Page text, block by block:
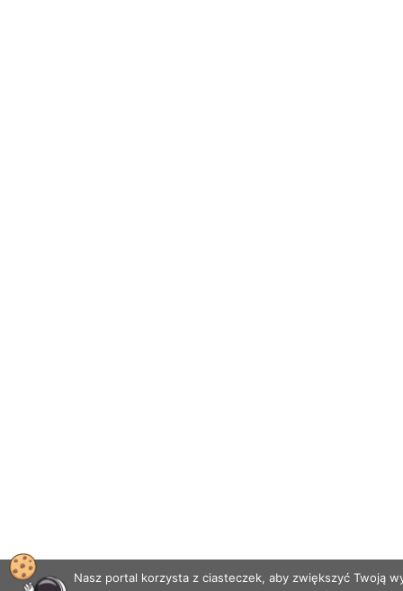
Nasz portal korzysta z ciasteczek, aby zwiększyć Twoją